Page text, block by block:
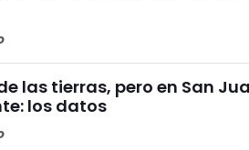
las tierras, pero en San
los datos